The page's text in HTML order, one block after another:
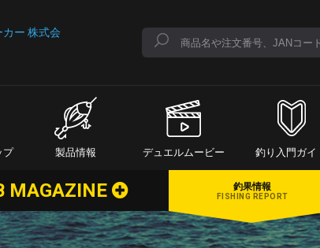
プ 製品情報 デュエルムービー 釣り入門ガイ
MAGAZINE 釣果情報
FISHING REPORT